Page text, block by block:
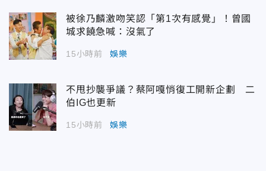
被徐乃麟激吻笑認「第1次有感覺」！曾國
城求饒急喊：沒氣了
15小時前 娛樂
不甩抄襲爭議？蔡阿嘎悄復工開新企劃 二
伯IG也更新
15小時前 娛樂